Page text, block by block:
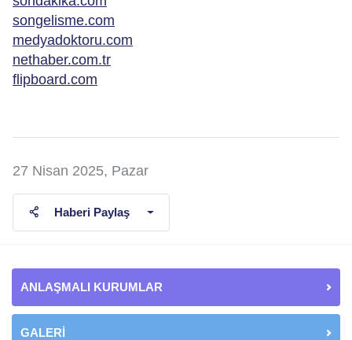
songelisme.com
medyadoktoru.com
nethaber.com.tr
flipboard.com
27 Nisan 2025, Pazar
Haberi Paylaş
ANLAŞMALI KURUMLAR
GALERİ